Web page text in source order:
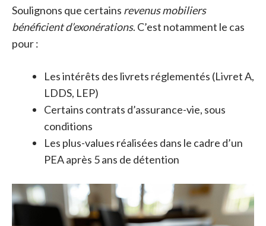
Soulignons que certains revenus mobiliers
bénéficient d’exonérations. C’est notamment le cas
pour :
Les intérêts des livrets réglementés (Livret A,
LDDS, LEP)
Certains contrats d’assurance-vie, sous
conditions
Les plus-values réalisées dans le cadre d’un
PEA après 5 ans de détention